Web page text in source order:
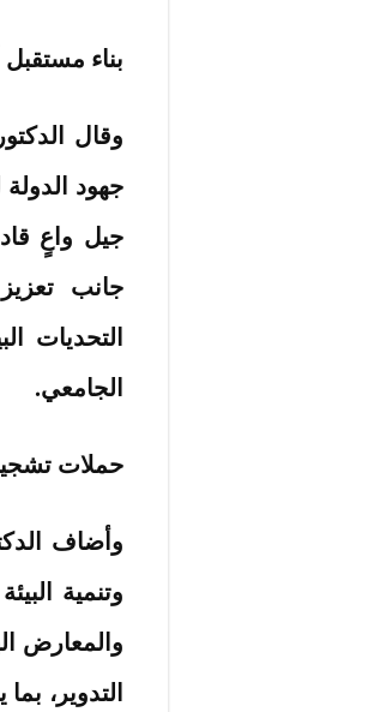
بناء
وقال
جهود
جيل واعٍ
جانب
التحديات
الجامعي.
حملات
وأضاف
وتنمية
والمعارض
التدوير،